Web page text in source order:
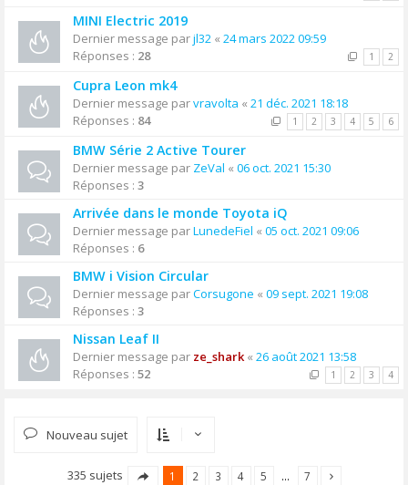
MINI Electric 2019
Dernier message parjl32 « 24 mars 2022 09:59
Réponses : 28 1 2
Cupra Leon mk4
Dernier message parvravolta « 21 déc. 2021 18:18
Réponses : 84 1 2 3 4 5 6
BMW Série 2 Active Tourer
Dernier message par ZeVal « 06 oct. 2021 15:30
Réponses : 3
Arrivée dans le monde Toyota iQ
Dernier message parLunedeFiel « 05 oct. 2021 09:06
Réponses : 6
BMW i Vision Circular
Dernier message parCorsugone « 09 sept. 2021 19:08
Réponses : 3
Nissan Leaf II
Dernier message par ze_shark« 26 août 2021 13:58
Réponses : 52 1 2 3 4
Nouveau sujet
335 sujets 1 2 3 4 5 … 7